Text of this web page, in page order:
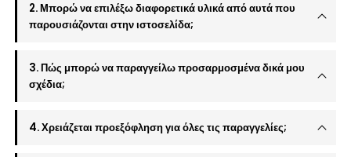
2. Μπορώ να επιλέξω διαφορετικά υλικά από αυτά που
παρουσιάζονται στην ιστοσελίδα;
3. Πώς μπορώ να παραγγείλω προσαρμοσμένα δικά μου
σχέδια;
4. Χρειάζεται προεξόφληση για όλες τις παραγγελίες;